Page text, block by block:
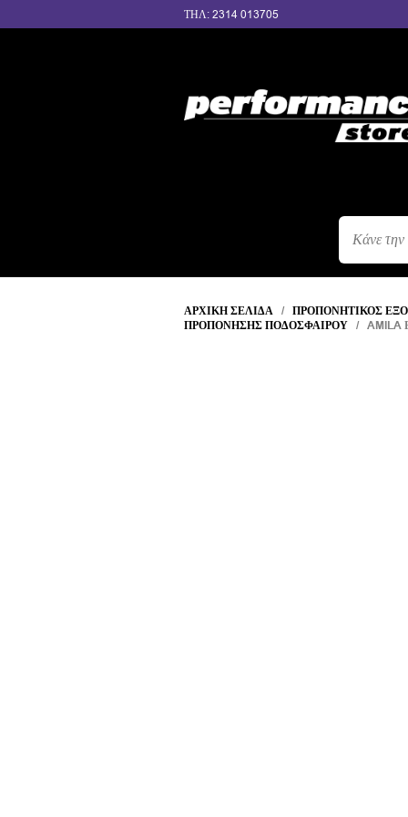
ΤΗΛ: 2314 013705
ΑΝΑΖΉΤΗΣΗ
ΠΡΟΪΌΝΤΩΝ
ΑΡΧΙΚΉ ΣΕΛΊΔΑ / ΠΡΟΠΟΝΗΤΙΚΌΣ
ΠΡΟΠΌΝΗΣΗΣ ΠΟΔΟΣΦΑΊΡΟΥ / AMILA